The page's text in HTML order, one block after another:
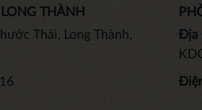
THÀNH
Thái, Long Thành,
Địa